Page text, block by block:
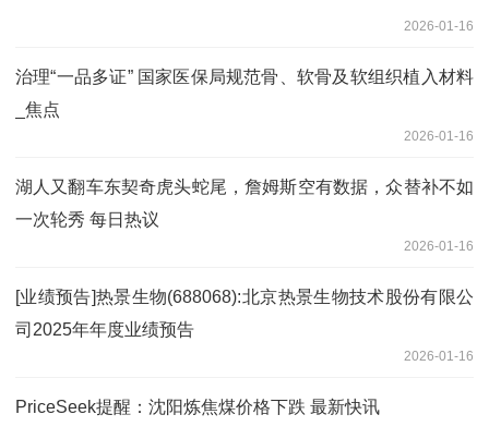
2026-01-16
治理“一品多证” 国家医保局规范骨、软骨及软组织植入材料
_焦点
2026-01-16
湖人又翻车东契奇虎头蛇尾，詹姆斯空有数据，众替补不如
一次轮秀 每日热议
2026-01-16
[业绩预告]热景生物(688068):北京热景生物技术股份有限公
司2025年年度业绩预告
2026-01-16
PriceSeek提醒：沈阳炼焦煤价格下跌 最新快讯